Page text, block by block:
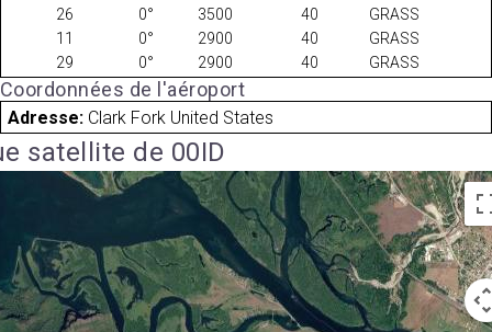
26
0° 3500 40
GRASS
11
0° 2900 40
GRASS
29
0° 2900 40 GRASS
Coordonnées de l'aéroport
Adresse: Clark Fork United States
satellite de 00ID